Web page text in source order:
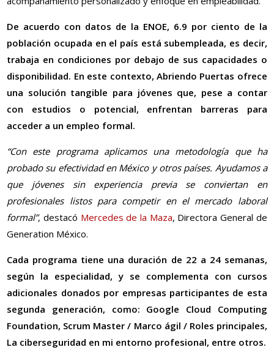
De acuerdo con datos de la ENOE, 6.9 por ciento de la
población ocupada en el país está subempleada, es decir,
trabaja en condiciones por debajo de sus capacidades o
disponibilidad. En este contexto, Abriendo Puertas ofrece
una solución tangible para jóvenes que, pese a contar
con estudios o potencial, enfrentan barreras para
acceder a un empleo formal.
“Con este programa aplicamos una metodología que ha
probado su efectividad en México y otros países. Ayudamos a
que jóvenes sin experiencia previa se conviertan en
profesionales listos para competir en el mercado laboral
formal”, destacó Mercedes de la Maza, Directora General de
Generation México.
Cada programa tiene una duración de 22 a 24 semanas,
según la especialidad, y se complementa con cursos
adicionales donados por empresas participantes de esta
segunda generación, como: Google Cloud Computing
Foundation, Scrum Master / Marco ágil / Roles principales,
La ciberseguridad en mi entorno profesional, entre otros.